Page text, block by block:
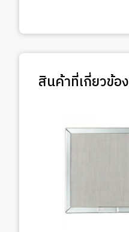
สินค้าที่เกี่ยวข้อง